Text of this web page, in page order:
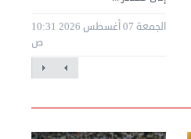
الجمعة 07 أغسطس 2026 10:31
ص